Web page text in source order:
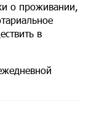
о проживании,
в